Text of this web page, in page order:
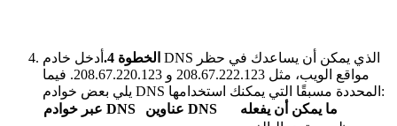
الخطوة 4.
أدخل خادم DNS الذي يمكن أن يساعدك في حظر
مواقع الويب، مثل 208.67.222.123 و 208.67.220.123. فيما
يلي بعض خوادم DNS المحددة مسبقًا التي يمكنك استخدامها:
عبر خوادم DNS
عناوين DNS
ما يمكن أن يفعله